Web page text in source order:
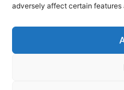
adversely affect certain features
© Copyright 2026, Todos